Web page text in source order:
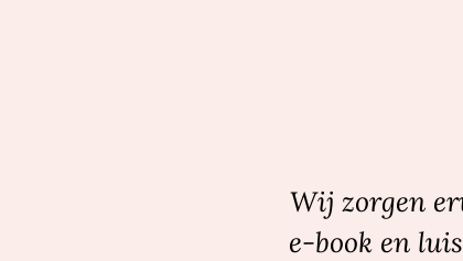
Wij zorgen
e-book en